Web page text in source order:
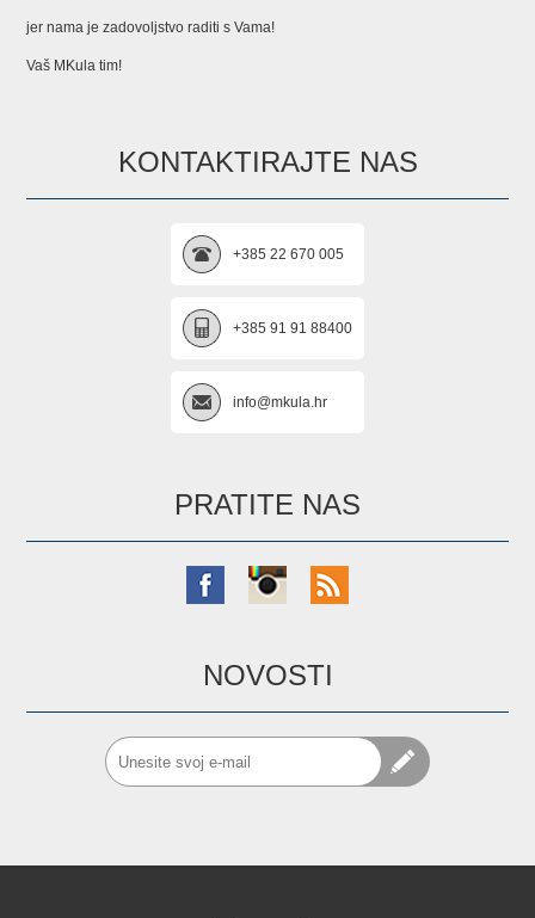
jer nama je zadovoljstvo raditi s Vama!
Vaš MKula tim!
KONTAKTIRAJTE NAS
+385 22 670 005
+385 91 91 88400
info@mkula.hr
PRATITE NAS
NOVOSTI